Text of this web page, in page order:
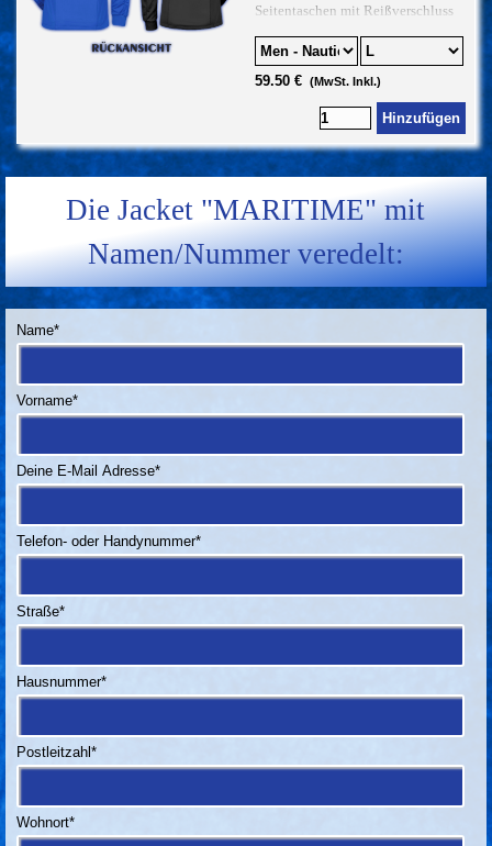
Seitentaschen mit Reißverschluss
59.50 € (MwSt. Inkl.)
Hinzufügen
Die Jacket "MARITIME" mit
Namen/Nummer veredelt:
Name*
Vorname*
Deine E-Mail Adresse*
Telefon- oder Handynummer*
Straße*
Hausnummer*
Postleitzahl *
Wohnort*